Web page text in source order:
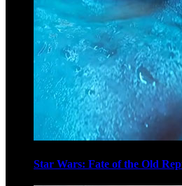
Star Wars: Fate of the Old